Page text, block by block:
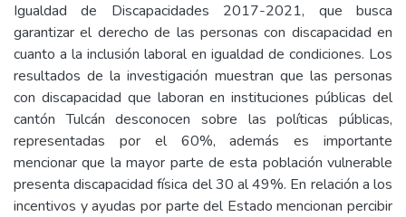
Igualdad de Discapacidades 2017-2021, que busca
garantizar el derecho de las personas con discapacidad en
cuanto a la inclusión laboral en igualdad de condiciones. Los
resultados de la investigación muestran que las personas
con discapacidad que laboran en instituciones públicas del
cantón Tulcán desconocen sobre las políticas públicas,
representadas por el 60%, además es importante
mencionar que la mayor parte de esta población vulnerable
presenta discapacidad física del 30 al 49%. En relación a los
incentivos y ayudas por parte del Estado mencionan percibir